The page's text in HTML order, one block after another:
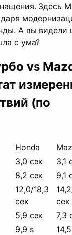
Здесь
А вы видели
с ума?
vs
(по
Honda
3,0 сек
3,1
8,2 сек
9,1
12,0/18,3
сек
сек
5,9 сек
7,3
9,9 s